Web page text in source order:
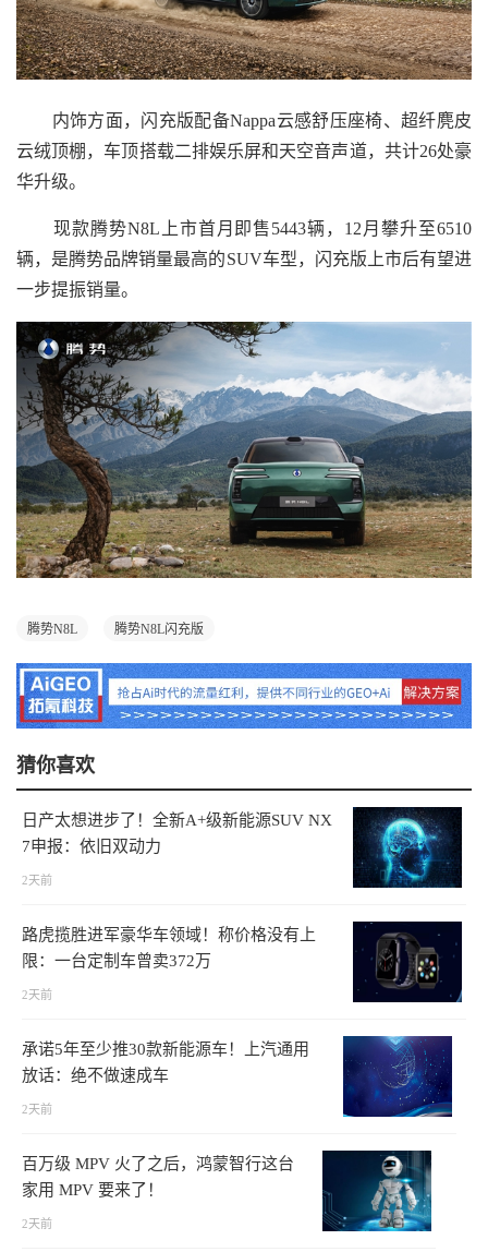
内饰方面，闪充版配备Nappa云感舒压座椅、超纤麂皮
云绒顶棚，车顶搭载二排娱乐屏和天空音声道，共计26处豪
华升级。
现款腾势N8L上市首月即售5443辆，12月攀升至6510
辆，是腾势品牌销量最高的SUV车型，闪充版上市后有望进
一步提振销量。
腾势N8L 腾势N8L闪充版
猜你喜欢
日产太想进步了！全新A+级新能源SUV NX
7申报：依旧双动力
2天前
路虎揽胜进军豪华车领域！称价格没有上
限：一台定制车曾卖372万
2天前
承诺5年至少推30款新能源车！上汽通用
放话：绝不做速成车
2天前
百万级 MPV 火了之后，鸿蒙智行这台
家用 MPV 要来了！
2天前